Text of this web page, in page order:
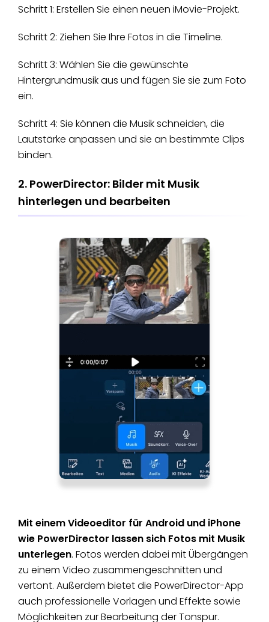
Schritt 1: Erstellen Sie einen neuen iMovie-Projekt.
Schritt 2: Ziehen Sie Ihre Fotos in die Timeline.
Schritt 3: Wählen Sie die gewünschte
Hintergrundmusik aus und fügen Sie sie zum Foto
ein.
Schritt 4: Sie können die Musik schneiden, die
Lautstärke anpassen und sie an bestimmte Clips
binden.
2. PowerDirector: Bilder mit Musik
hinterlegen und bearbeiten
Mit einem Videoeditor für Android und iPhone
wie PowerDirector lassen sich Fotos mit Musik
unterlegen. Fotos werden dabei mit Übergängen
zu einem Video zusammengeschnitten und
vertont. Außerdem bietet die PowerDirector-App
auch professionelle Vorlagen und Effekte sowie
Möglichkeiten zur Bearbeitung der Tonspur.